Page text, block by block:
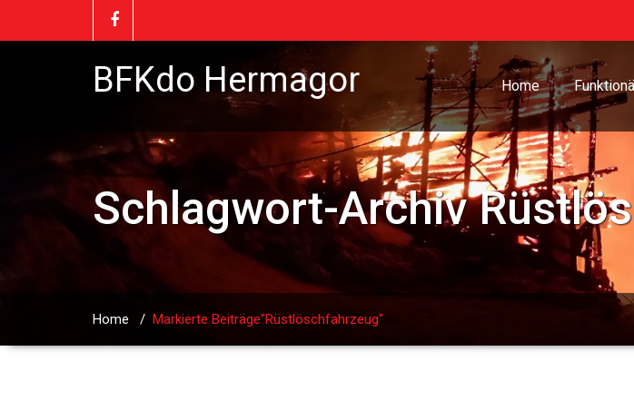
BFKdo Hermagor Home
Schlagwort-Archiv
Home / Markierte Beiträge"Rüstlöschfahrzeug"